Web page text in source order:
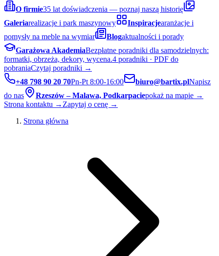
O firmie35 lat doświadczenia — poznaj naszą historię
Galeriarealizacje i park maszynowy Inspiracjearanżacje i
pomysły na meble na wymiar
Blogaktualności i porady
Garażowa AkademiaBezpłatne poradniki dla samodzielnych:
formatki, obrzeża, dekory, wycena.4 poradniki · PDF do
pobraniaCzytaj poradniki →
+48 798 90 20 70Pn-Pt 8:00-16:00 biuro@bartix.plNapisz
do nas
Rzeszów – Malawa, Podkarpaciepokaż na mapie →
Strona kontaktu → Zapytaj o cenę →
Strona główna